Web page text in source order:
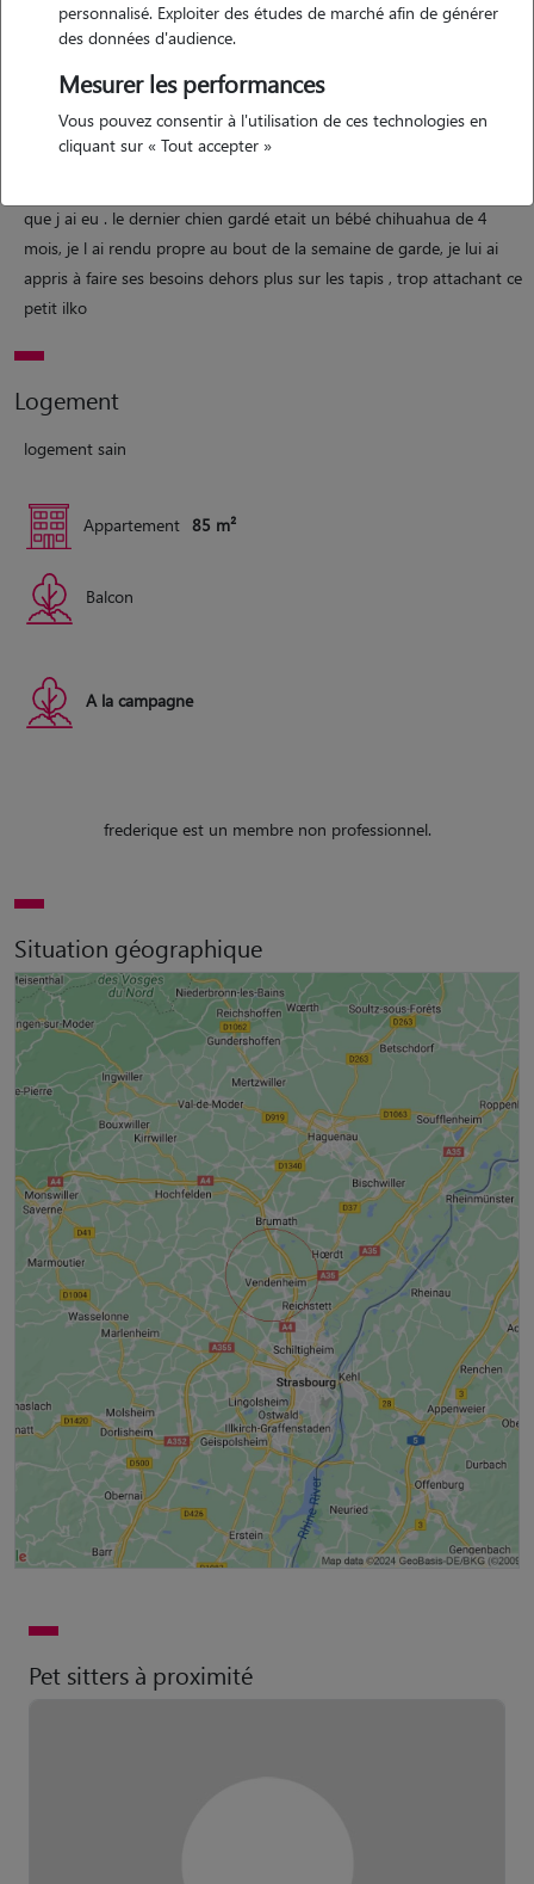
mon village votre chien appréciera les balades.
Expérience
j'aime les animaux mais je ne veux pas m engager à adopter un
que j ai eu . le dernier chien gardé etait un bébé chihuahua de 4
mois, je l ai rendu propre au bout de la semaine de garde, je lui ai
appris à faire ses besoins dehors plus sur les tapis , trop attachant ce
petit ilko
Logement
logement sain
Appartement 85 m²
Balcon
A la campagne
frederique est un membre non professionnel.
Situation géographique
Pet sitters à proximité
personnalisé. Exploiter des études de marché afin de générer
des données d'audience.
Mesurer les performances
Vous pouvez consentir à l'utilisation de ces technologies en
cliquant sur « Tout accepter »